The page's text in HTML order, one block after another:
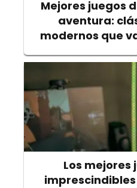
Mejores juegos
aventura:
modernos que
Los mejores